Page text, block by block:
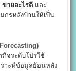
ขายอะไรดี และ
กรหลังบ้านให้เป็น
จระดับโปรใช้
าะห์ข้อมูลย้อนหลัง